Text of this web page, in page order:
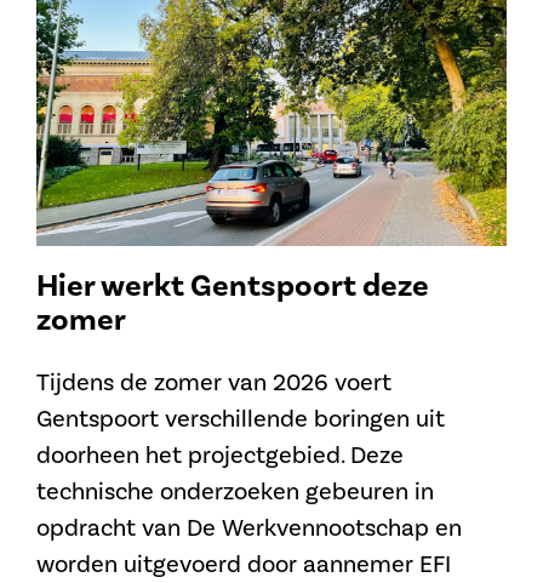
Hier werkt Gentspoort deze
zomer
Tijdens de zomer van 2026 voert
Gentspoort verschillende boringen uit
doorheen het projectgebied. Deze
technische onderzoeken gebeuren in
opdracht van De Werkvennootschap en
worden uitgevoerd door aannemer EFI